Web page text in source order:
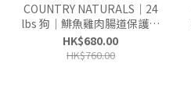
COUNTRY NATURALS｜24
lbs 狗｜鯡魚雞肉腸道保護配
方
HK$680.00
HK$760.00